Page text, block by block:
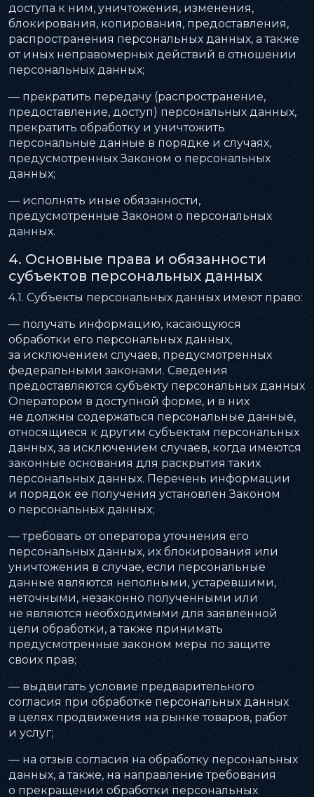
доступа к ним, уничтожения, изменения,
блокирования, копирования, предоставления,
распространения персональных данных, а также
от иных неправомерных действий в отношении
персональных данных;
— прекратить передачу (распространение,
предоставление, доступ) персональных данных,
прекратить обработку и уничтожить
персональные данные в порядке и случаях,
предусмотренных Законом о персональных
данных;
— исполнять иные обязанности,
предусмотренные Законом о персональных
данных.
4. Основные права и обязанности
субъектов персональных данных
4.1. Субъекты персональных данных имеют право:
— получать информацию, касающуюся
обработки его персональных данных,
за исключением случаев, предусмотренных
федеральными законами. Сведения
предоставляются субъекту персональных данных
Оператором в доступной форме, и в них
не должны содержаться персональные данные,
относящиеся к другим субъектам персональных
данных, за исключением случаев, когда имеются
законные основания для раскрытия таких
персональных данных. Перечень информации
и порядок ее получения установлен Законом
о персональных данных;
— требовать от оператора уточнения его
персональных данных, их блокирования или
уничтожения в случае, если персональные
данные являются неполными, устаревшими,
неточными, незаконно полученными или
не являются необходимыми для заявленной
цели обработки, а также принимать
предусмотренные законом меры по защите
своих прав;
— выдвигать условие предварительного
согласия при обработке персональных данных
в целях продвижения на рынке товаров, работ
и услуг;
— на отзыв согласия на обработку персональных
данных, а также, на направление требования
о прекращении обработки персональных